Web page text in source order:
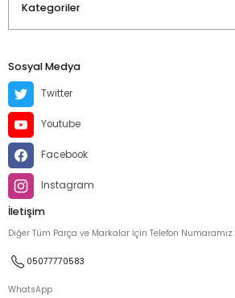
Kategoriler
Sosyal Medya
Twitter
Youtube
Facebook
Instagram
İletişim
Diğer Tüm Parça ve Markalar İçin Telefon Numaramız:
05077770583
WhatsApp